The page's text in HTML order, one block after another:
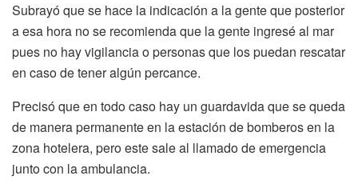
Subrayó que se hace la indicación a la gente que posterior
a esa hora no se recomienda que la gente ingresé al mar
pues no hay vigilancia o personas que los puedan rescatar
en caso de tener algún percance.
Precisó que en todo caso hay un guardavida que se queda
de manera permanente en la estación de bomberos en la
zona hotelera, pero este sale al llamado de emergencia
junto con la ambulancia.